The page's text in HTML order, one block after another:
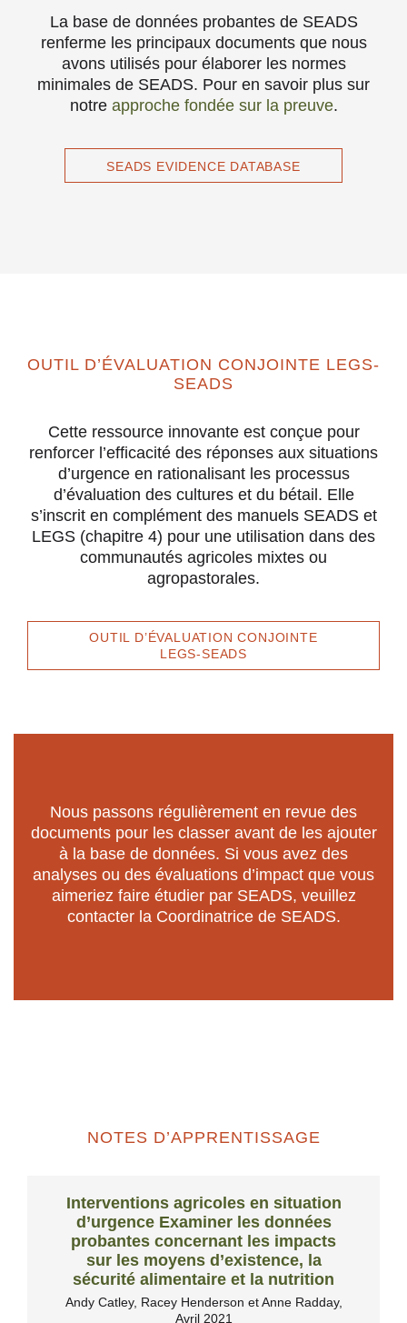
La base de données probantes de SEADS
renferme les principaux documents que nous
avons utilisés pour élaborer les normes
minimales de SEADS. Pour en savoir plus sur
notre approche fondée sur la preuve.
SEADS EVIDENCE DATABASE
OUTIL D’ÉVALUATION CONJOINTE LEGS-
SEADS
Cette ressource innovante est conçue pour
renforcer l’efficacité des réponses aux situations
d’urgence en rationalisant les processus
d’évaluation des cultures et du bétail. Elle
s’inscrit en complément des manuels SEADS et
LEGS (chapitre 4) pour une utilisation dans des
communautés agricoles mixtes ou
agropastorales.
OUTIL D’ÉVALUATION CONJOINTE
LEGS-SEADS
Nous passons régulièrement en revue des
documents pour les classer avant de les ajouter
à la base de données. Si vous avez des
analyses ou des évaluations d’impact que vous
aimeriez faire étudier par SEADS, veuillez
contacter la Coordinatrice de SEADS.
NOTES D’APPRENTISSAGE
Interventions agricoles en situation
d’urgence Examiner les données
probantes concernant les impacts
sur les moyens d’existence, la
sécurité alimentaire et la nutrition
Andy Catley, Racey Henderson et Anne Radday,
Avril 2021